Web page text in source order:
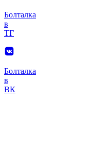
Болталка
в
ТГ
Болталка
в
ВК